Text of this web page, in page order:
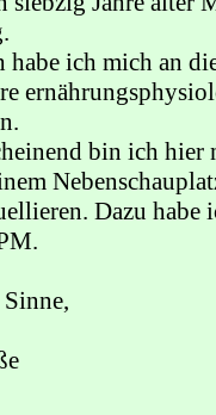
ich mich an
bin ich
Dazu habe